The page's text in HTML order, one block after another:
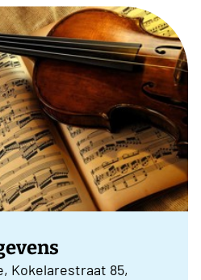
Kokelarestraat 85,